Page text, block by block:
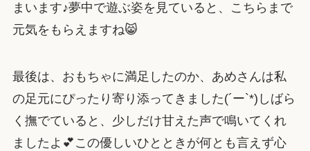
まいます♪夢中で遊ぶ姿を見ていると、こちらまで
元気をもらえますね😸
最後は、おもちゃに満足したのか、あめさんは私
の足元にぴったり寄り添ってきました(´ー`*)しばら
く撫でていると、少しだけ甘えた声で鳴いてくれ
ましたよ💕この優しいひとときが何とも言えず心